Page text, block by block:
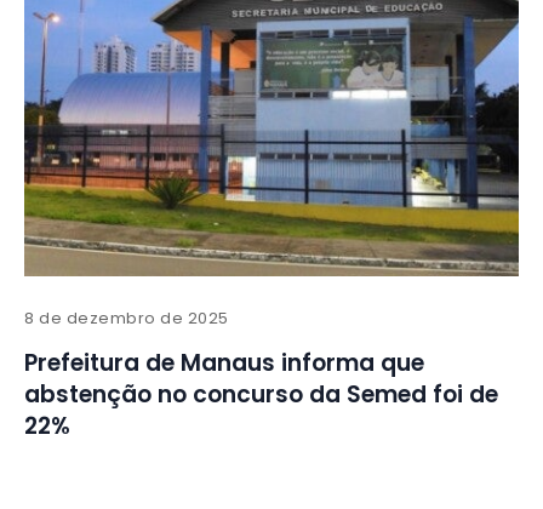
8 de dezembro de 2025
Prefeitura de Manaus informa que
abstenção no concurso da Semed foi de
22%